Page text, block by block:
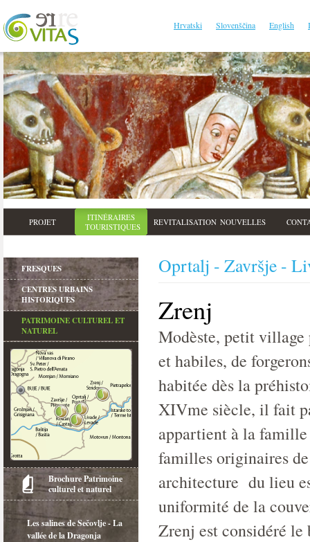
Hrvatski Slovenščina English
PROJET
ITINÉRAIRES
TOURISTIQUES
REVITALISATION NOUVELLES
FRESQUES
CENTRES URBAINS
HISTORIQUES
PATRIMOINE CULTUREL ET
NATUREL
Brochure Patrimoine
culturel et naturel
Les salines de Sečovlje - La
vallée de la Dragonja
Oprtalj - Završje -
Zrenj
Modèste, petit village
et habiles, de
habitée dès la
XIVme siècle, il fait
appartient à la
familles originaires
architecture du lieu
uniformité de la
Zrenj est considéré